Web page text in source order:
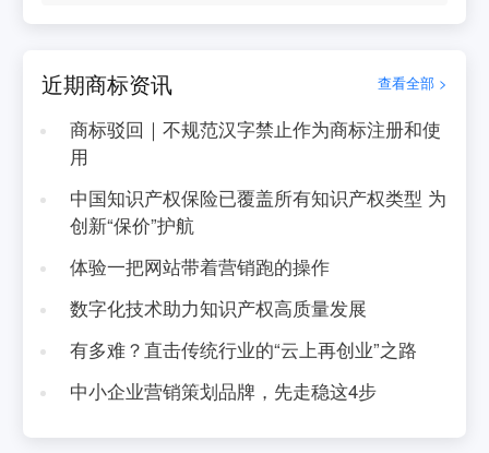
近期商标资讯 查看全部 >
商标驳回｜不规范汉字禁止作为商标注册和使
用
中国知识产权保险已覆盖所有知识产权类型 为
创新“保价”护航
体验一把网站带着营销跑的操作
数字化技术助力知识产权高质量发展
有多难？直击传统行业的“云上再创业”之路
中小企业营销策划品牌，先走稳这4步